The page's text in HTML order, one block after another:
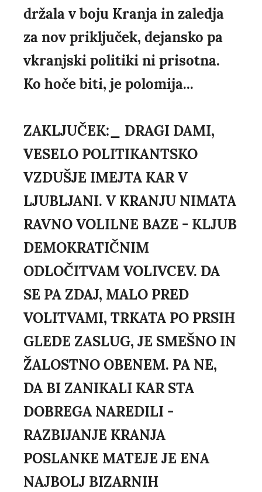
držala v boju Kranja in zaledja
za nov priključek, dejansko pa
vkranjski politiki ni prisotna.
Ko hoče biti, je polomija...
ZAKLJUČEK:_ DRAGI DAMI,
VESELO POLITIKANTSKO
VZDUŠJE IMEJTA KAR V
LJUBLJANI. V KRANJU NIMATA
RAVNO VOLILNE BAZE - KLJUB
DEMOKRATIČNIM
ODLOČITVAM VOLIVCEV. DA
SE PA ZDAJ, MALO PRED
VOLITVAMI, TRKATA PO PRSIH
GLEDE ZASLUG, JE SMEŠNO IN
ŽALOSTNO OBENEM. PA NE,
DA BI ZANIKALI KAR STA
DOBREGA NAREDILI -
RAZBIJANJE KRANJA
POSLANKE MATEJE JE ENA
NAJBOLJ BIZARNIH